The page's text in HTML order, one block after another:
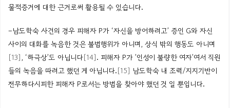
물적증거에 대한 근거로써 활용될 수 있습니다.
–남도학숙 사건의 경우 피해자 P가 ‘자신을 방어하려고’ 증인 G와 자신
사이의 대화를 녹음한 것은 불법행위가 아니며, 상식 밖의 행동도 아니며
[13], ‘하극상’도 아닙니다[14]. 피해자 P가 ’인성이 불량한 여자’여서 직원
들의 녹음을 따려고 했던 게 아닙니다.[15] 남도학숙 내 조력/지지기반이
전무하다시피한피해자 P로서는 방법을 찾아야 했던 것 일 뿐입니다.